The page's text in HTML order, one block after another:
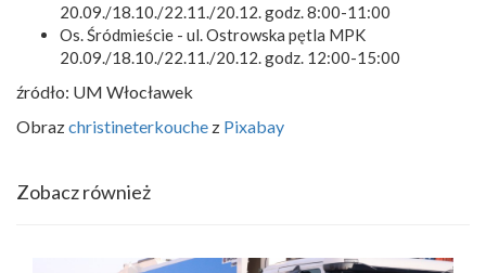
20.09./18.10./22.11./20.12. godz. 8:00-11:00
Os. Śródmieście - ul. Ostrowska pętla MPK
20.09./18.10./22.11./20.12. godz. 12:00-15:00
źródło: UM Włocławek
Obrazchristineterkouche z Pixabay
Zobacz również